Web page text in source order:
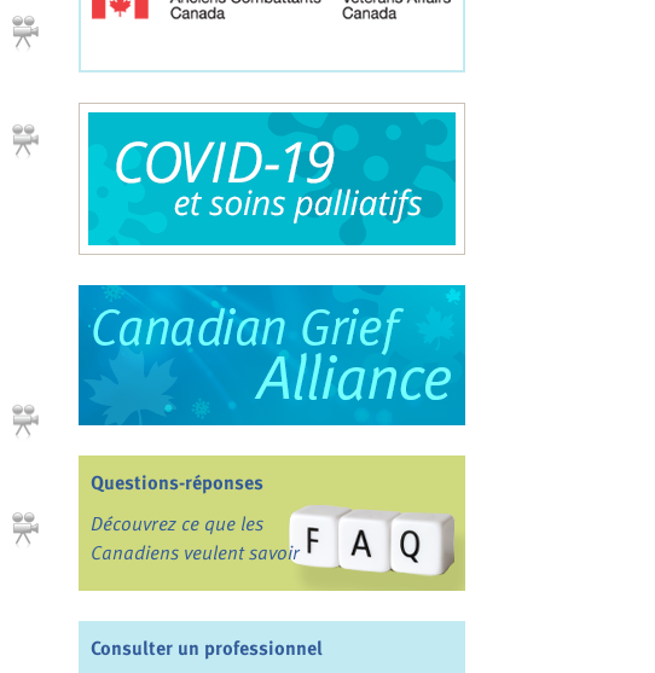
Questions-réponses
Découvrez ce que les
Canadiens veulent savoir
Consulter un professionnel